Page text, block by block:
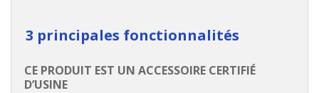
3 principales fonctionnalités
CE PRODUIT EST UN ACCESSOIRE CERTIFIÉ
D’USINE